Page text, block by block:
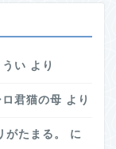
うい より
ロ君猫の母 より
たまる。
に